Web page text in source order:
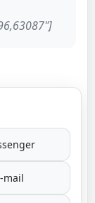
mail